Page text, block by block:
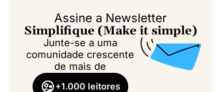
Assine a Newsletter
Simplifique (Make it simple)
Junte-se a uma
comunidade crescente
de mais de
+1.000 leitores